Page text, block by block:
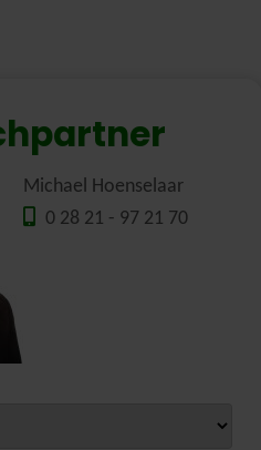
Michael Hoenselaar
0 28 21 - 97 21 70